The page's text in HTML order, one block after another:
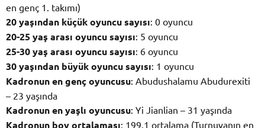
en genç 1. takımı)
20 yaşından küçük oyuncu sayısı: 0 oyuncu
20-25 yaş arası oyuncu sayısı: 5 oyuncu
25-30 yaş arası oyuncu sayısı: 6 oyuncu
30 yaşından büyük oyuncu sayısı: 1 oyuncu
Kadronun en genç oyuncusu: Abudushalamu Abudurexiti
– 23 yaşında
Kadronun en yaşlı oyuncusu: Yi Jianlian – 31 yaşında
Kadronun boy ortalaması: 199.1 ortalama (Turnuvanın en